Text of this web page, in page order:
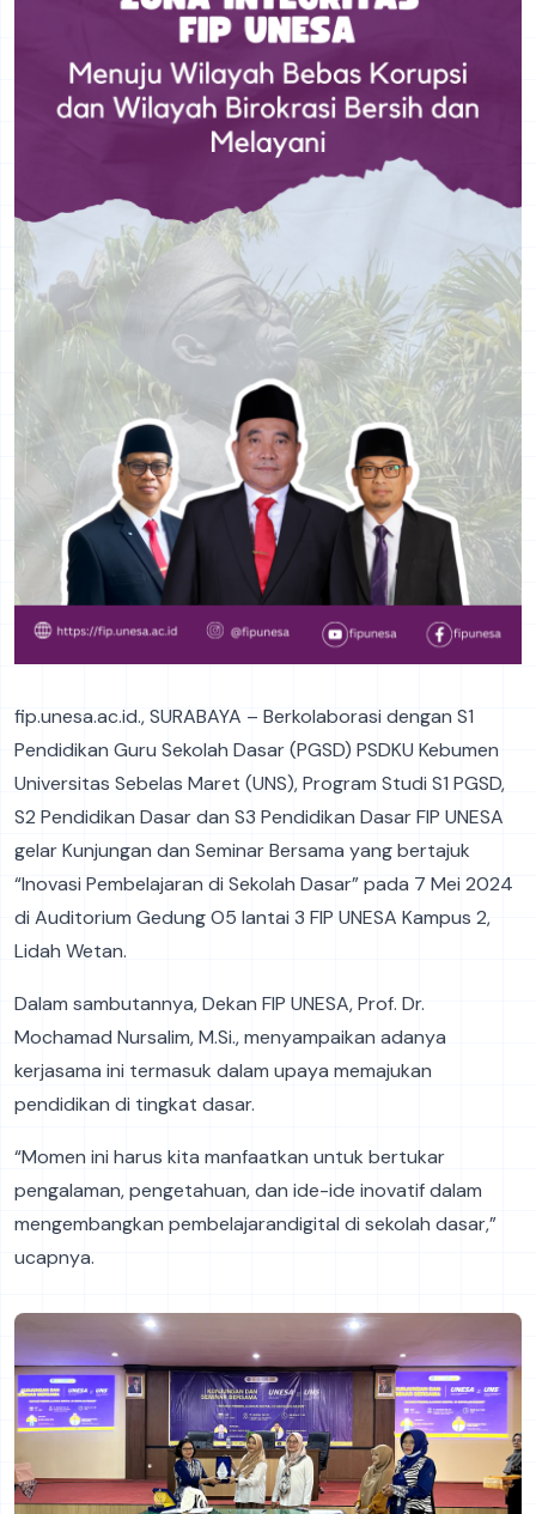
fip.unesa.ac.id., SURABAYA – Berkolaborasi dengan S1
Pendidikan Guru Sekolah Dasar (PGSD) PSDKU Kebumen
Universitas Sebelas Maret (UNS), Program Studi S1 PGSD,
S2 Pendidikan Dasar dan S3 Pendidikan Dasar FIP UNESA
gelar Kunjungan dan Seminar Bersama yang bertajuk
“Inovasi Pembelajaran di Sekolah Dasar” pada 7 Mei 2024
di Auditorium Gedung O5 lantai 3 FIP UNESA Kampus 2,
Lidah Wetan.
Dalam sambutannya, Dekan FIP UNESA, Prof. Dr.
Mochamad Nursalim, M.Si., menyampaikan adanya
kerjasama ini termasuk dalam upaya memajukan
pendidikan di tingkat dasar.
“Momen ini harus kita manfaatkan untuk bertukar
pengalaman, pengetahuan, dan ide-ide inovatif dalam
mengembangkan pembelajarandigital di sekolah dasar,”
ucapnya.